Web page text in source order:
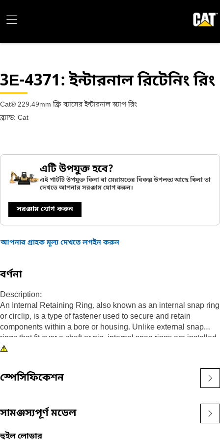
3E-4371: ইন্টারনাল রিটেনিং রিং
Cat® 229.49mm ফ্রি ব্যাসের ইন্টারনাল স্ন্যাপ রিং
ব্র্যান্ড: Cat
এটি উপযুক্ত হবে?
এই পার্টটি উপযুক্ত কিনা বা মেরামতের বিকল্প উপলভ্য আছে কিনা তা
দেখতে আপনার সরঞ্জাম যোগ করুন।
সরঞ্জাম যোগ করুন
আপনার গ্রাহক মূল্য দেখতে লগইন করুন
বর্ণনা
Description:
An Internal Retaining Ring, also known as an internal snap ring
or circlip, is a type of fastener used to secure and retain
components within a bore or housing. Unlike external snap
rings that fit over a shaft or pin, internal snap rings are installed
inside a bore or groove to hold components in place. The main
displacement of components within a bore or housing. It acts as
a retaining device, holding components such as bearings,
Attributes:
durability, reliability, and productivity.
স্পেসিফিকেশন
সামঞ্জস্যপূর্ণ মডেল
হুইল লোডার